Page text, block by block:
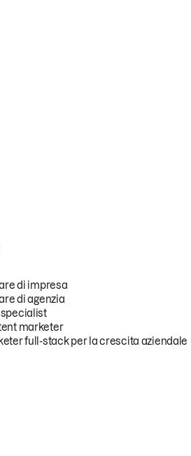
di impresa
di agenzia
specialist
marketer
full-stack per la crescita aziendale